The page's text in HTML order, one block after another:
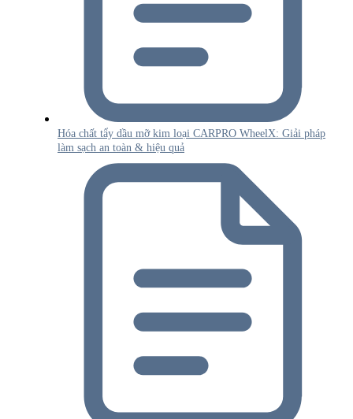
Hóa chất tẩy dầu mỡ kim loại CARPRO WheelX: Giải pháp
làm sạch an toàn & hiệu quả